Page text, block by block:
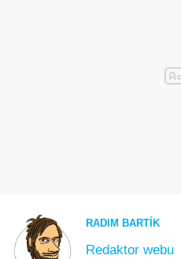
RADIM BARTÍK
Redaktor webu